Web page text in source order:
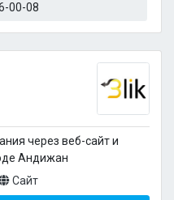
00-08
через веб-сайт и
Андижан
Сайт